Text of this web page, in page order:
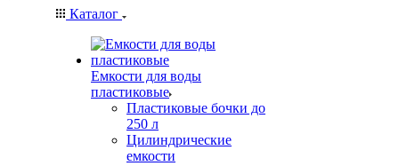
Каталог
Емкости для воды
пластиковые
Пластиковые бочки до
250 л
Цилиндрические
емкости